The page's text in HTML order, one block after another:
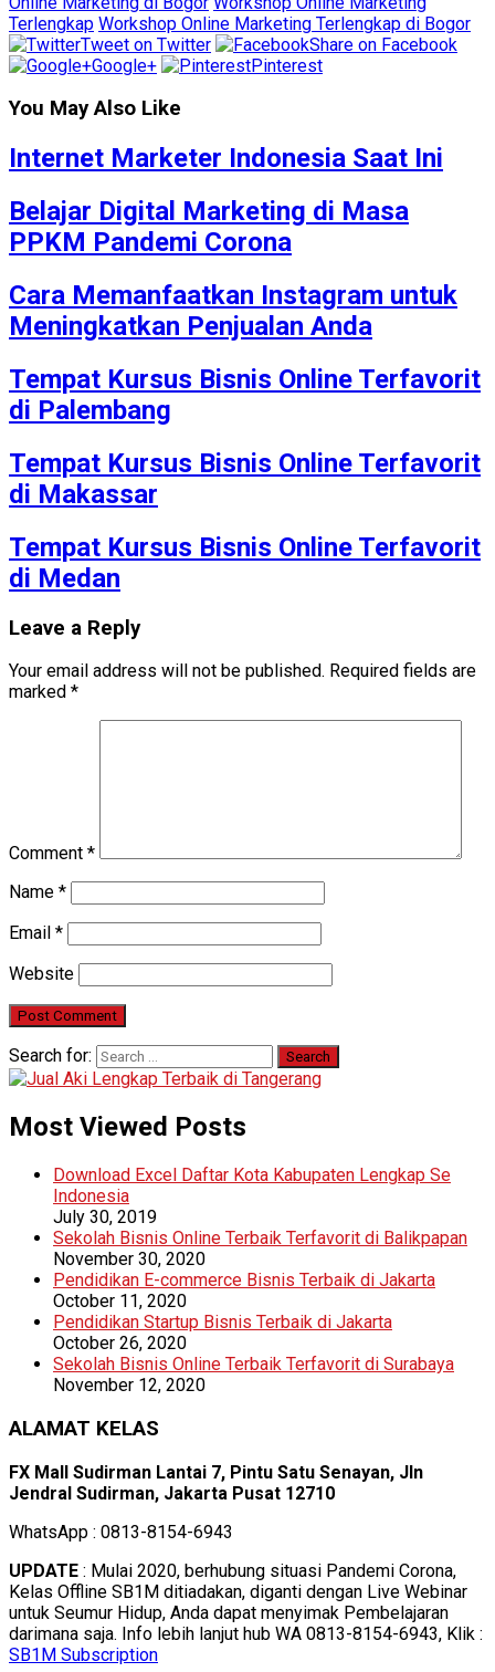
Terlengkap Workshop Online Marketing Terlengkap di Bogor
Tweet on Twitter
Share on Facebook
Google+
Pinterest
You May Also Like
Internet Marketer Indonesia Saat Ini
Belajar Digital Marketing di Masa
PPKM Pandemi Corona
Cara Memanfaatkan Instagram untuk
Meningkatkan Penjualan Anda
Tempat Kursus Bisnis Online Terfavorit
di Palembang
Tempat Kursus Bisnis Online Terfavorit
di Makassar
Tempat Kursus Bisnis Online Terfavorit
di Medan
Leave a Reply
Your email address will not be published. Required fields are
marked *
Comment *
Name *
Email *
Website
Search for:
Most Viewed Posts
Download Excel Daftar Kota Kabupaten Lengkap Se
Indonesia
July 30, 2019
Sekolah Bisnis Online Terbaik Terfavorit di Balikpapan
November 30, 2020
Pendidikan E-commerce Bisnis Terbaik di Jakarta
October 11, 2020
Pendidikan Startup Bisnis Terbaik di Jakarta
October 26, 2020
Sekolah Bisnis Online Terbaik Terfavorit di Surabaya
November 12, 2020
ALAMAT KELAS
FX Mall Sudirman Lantai 7, Pintu Satu Senayan, Jln
Jendral Sudirman, Jakarta Pusat 12710
WhatsApp : 0813-8154-6943
UPDATE : Mulai 2020, berhubung situasi Pandemi Corona,
Kelas Offline SB1M ditiadakan, diganti dengan Live Webinar
untuk Seumur Hidup, Anda dapat menyimak Pembelajaran
darimana saja. Info lebih lanjut hub WA 0813-8154-6943, Klik :
SB1M Subscription